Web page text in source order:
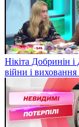
Нікіта Добринін
війни і